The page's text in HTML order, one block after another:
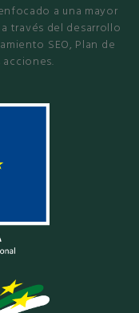
a una mayor
través del desarrollo
SEO, Plan de